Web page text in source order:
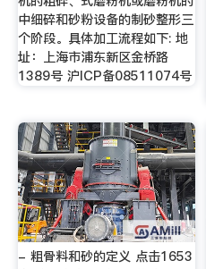
中细碎和砂粉设备的制砂整形三
个阶段。具体加工流程如下: 地
址：上海市浦东新区金桥路
1389号 沪ICP备08511074号
- 粗骨料和砂的定义 点击1653